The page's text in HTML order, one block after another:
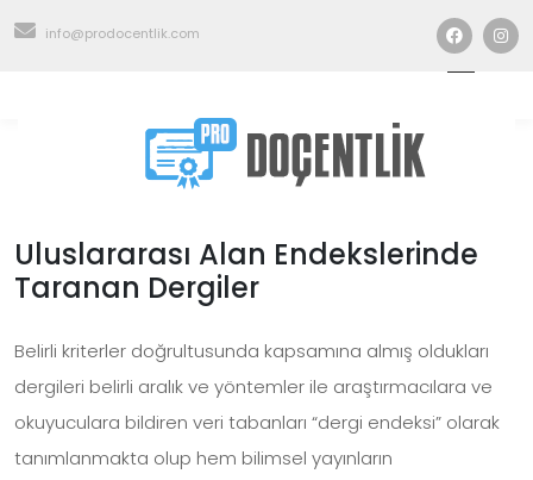
info@prodocentlik.com
Uluslararası Alan Endekslerinde
Taranan Dergiler
Belirli kriterler doğrultusunda kapsamına almış oldukları
dergileri belirli aralık ve yöntemler ile araştırmacılara ve
okuyuculara bildiren veri tabanları “dergi endeksi” olarak
tanımlanmakta olup hem bilimsel yayınların